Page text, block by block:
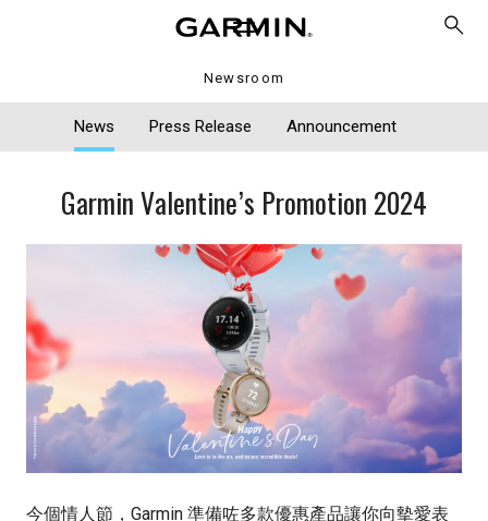
Newsroom
News Press Release Announcement
Garmin Valentine’s Promotion 2024
今個情人節，Garmin 準備咗多款優惠產品讓你向摰愛表